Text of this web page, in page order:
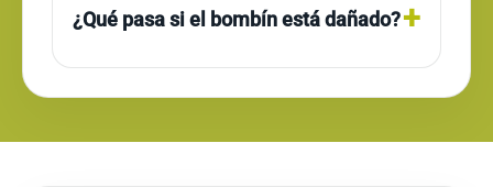
¿Qué pasa si el bombín está dañado?